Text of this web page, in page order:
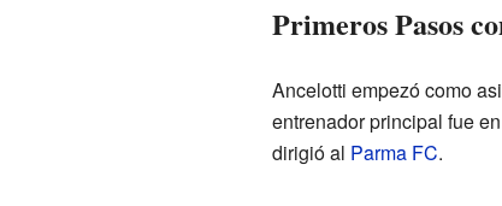
Primeros Pasos
Ancelotti empezó como
entrenador principal fue
dirigió al Parma FC.